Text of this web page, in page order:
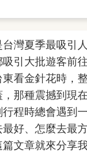
灣夏季最吸引
引大批遊客前
看金針花時，
那種震撼到現
程時總會遇到
好、怎麼去最
文章就來分享